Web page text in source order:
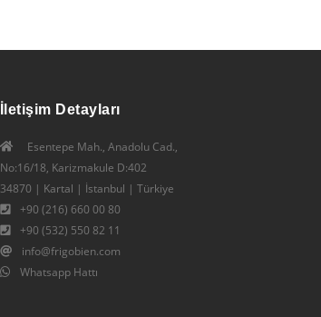
İletişim Detayları
Esentepe Mah., Anadolu Cad.,
No:16/18, Karizmakule D:402
34870 | Kartal | İstanbul | Türkiye
+90 (216) 660 00 80
+90 (532) 550 82 11
info@frigobien.com
Whatsapp Hattı